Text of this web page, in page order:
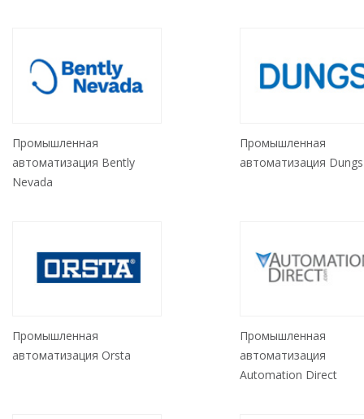
Промышленная
автоматизация Bently
Nevada
Промышленная
автоматизация Dungs
Промышленная
автоматизация Orsta
Промышленная
автоматизация
Automation Direct